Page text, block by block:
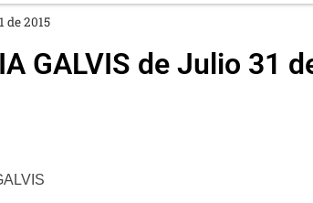
de 2015
GALVIS de Julio 31